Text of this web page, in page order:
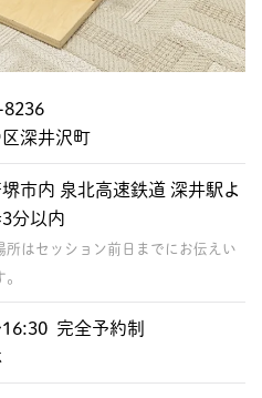
8236
深井沢町
市内 泉北高速鉄道 深井駅よ
3分以内
所はセッション前日までにお伝えい
完全予約制